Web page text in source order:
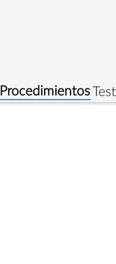
Procedimientos